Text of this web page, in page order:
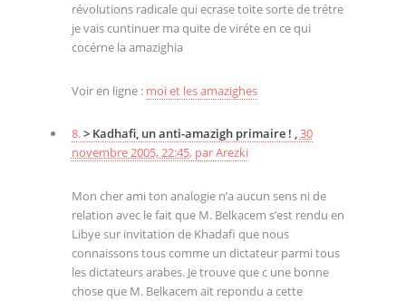
révolutions radicale qui ecrase toite sorte de trétre
je vais cuntinuer ma quite de viréte en ce qui
cocérne la amazighia
Voir en ligne : moi et les amazighes
8.> Kadhafi, un anti-amazigh primaire ! ,30
novembre 2005, 22:45, parArezki
Mon cher ami ton analogie n’a aucun sens ni de
relation avec le fait que M. Belkacem s’est rendu en
Libye sur invitation de Khadafi que nous
connaissons tous comme un dictateur parmi tous
les dictateurs arabes. Je trouve que c une bonne
chose que M. Belkacem ait repondu a cette